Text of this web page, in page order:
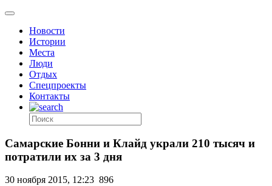
Новости
Истории
Места
Люди
Отдых
Спецпроекты
Контакты
Самарские Бонни и Клайд украли 210 тысяч и
потратили их за 3 дня
30 ноября 2015, 12:23 896